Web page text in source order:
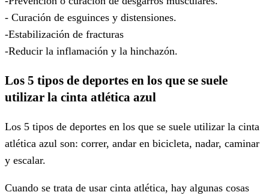
- Curación de esguinces y distensiones.
-Estabilización de fracturas
-Reducir la inflamación y la hinchazón.
Los 5 tipos de deportes en los que se suele
utilizar la cinta atlética azul
Los 5 tipos de deportes en los que se suele utilizar la cinta
atlética azul son: correr, andar en bicicleta, nadar, caminar
y escalar.
Cuando se trata de usar cinta atlética, hay algunas cosas